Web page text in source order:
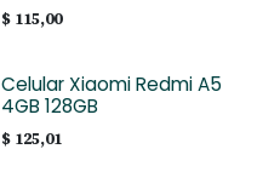
$ 115,00
Celular Xiaomi Redmi A5
4GB 128GB
$ 125,01